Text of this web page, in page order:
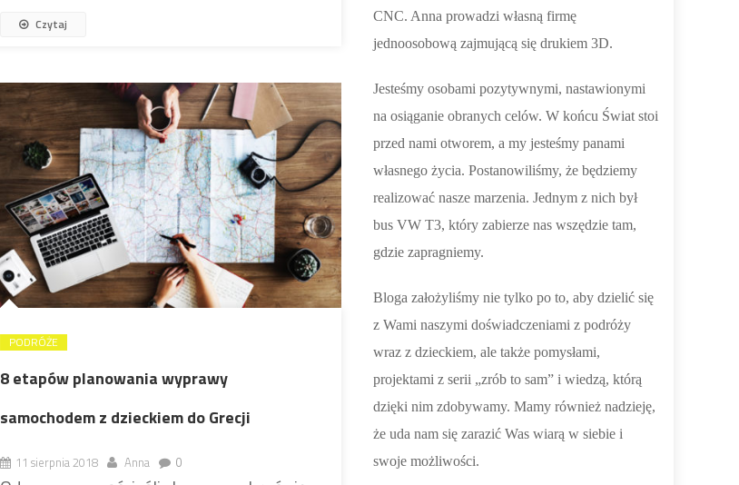
Czytaj
PODRÓŻE
8 etapów planowania wyprawy
samochodem z dzieckiem do Grecji
11 sierpnia 2018 Anna 0
CNC. Anna prowadzi własną firmę
jednoosobową zajmującą się drukiem 3D.
Jesteśmy osobami pozytywnymi, nastawionymi
na osiąganie obranych celów. W końcu Świat stoi
przed nami otworem, a my jesteśmy panami
własnego życia. Postanowiliśmy, że będziemy
realizować nasze marzenia. Jednym z nich był
bus VW T3, który zabierze nas wszędzie tam,
gdzie zapragniemy.
Bloga założyliśmy nie tylko po to, aby dzielić się
z Wami naszymi doświadczeniami z podróży
wraz z dzieckiem, ale także pomysłami,
projektami z serii „zrób to sam” i wiedzą, którą
dzięki nim zdobywamy. Mamy również nadzieję,
że uda nam się zarazić Was wiarą w siebie i
swoje możliwości.